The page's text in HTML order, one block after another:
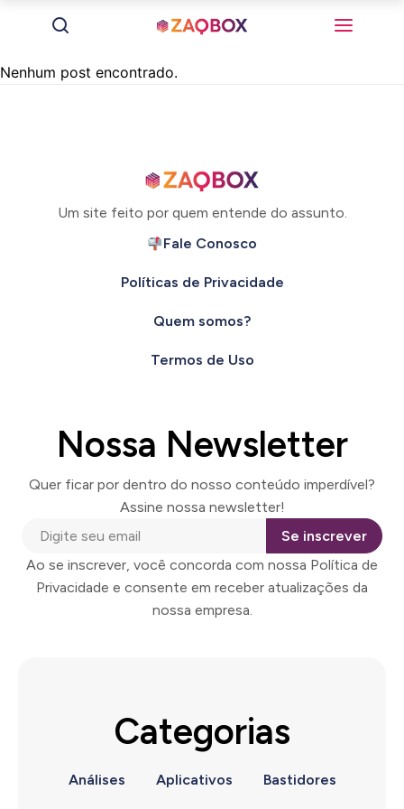
Nenhum post encontrado.
Um site feito por quem entende do assunto.
Fale Conosco
Políticas de Privacidade
Quem somos?
Termos de Uso
Nossa Newsletter
Quer ficar por dentro do nosso conteúdo imperdível?
Assine nossa newsletter!
Se inscrever
Ao se inscrever, você concorda com nossa Política de
Privacidade e consente em receber atualizações da
nossa empresa.
Categorias
Análises Aplicativos Bastidores